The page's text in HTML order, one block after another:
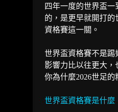
四年一度的世界盃
的，是更早就開打
資格賽這一關。
世界盃資格賽不是踢
影響力比以往更大
你為什麼2026世足
世界盃資格賽是什麼